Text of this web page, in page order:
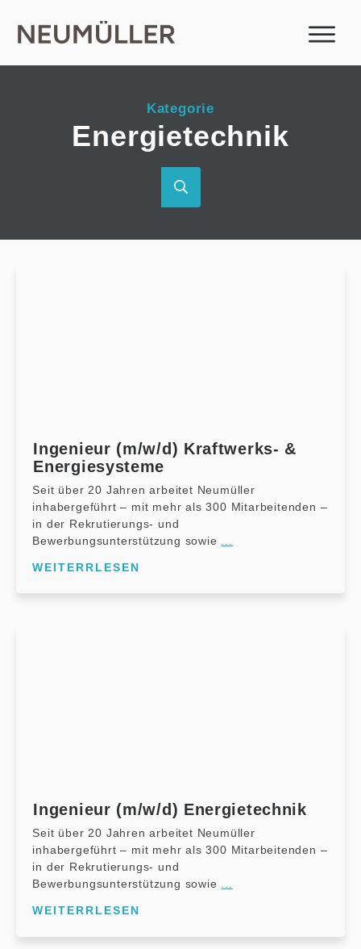
Kategorie
Energietechnik
Ingenieur (m/w/d) Kraftwerks- &
Energiesysteme
Seit über 20 Jahren arbeitet Neumüller
inhabergeführt – mit mehr als 300 Mitarbeitenden –
in der Rekrutierungs- und
Bewerbungsunterstützung sowie
WEITERRLESEN
Ingenieur (m/w/d) Energietechnik
Seit über 20 Jahren arbeitet Neumüller
inhabergeführt – mit mehr als 300 Mitarbeitenden –
in der Rekrutierungs- und
Bewerbungsunterstützung sowie ...
WEITERRLESEN